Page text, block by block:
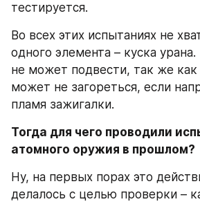
тестируется.
Во всех этих испытаниях не
одного элемента – куска
не может подвести, так же как
может не загореться, если
пламя зажигалки.
Тогда для чего проводили
атомного оружия в прошлом?
Ну, на первых порах это
делалось с целью проверки –